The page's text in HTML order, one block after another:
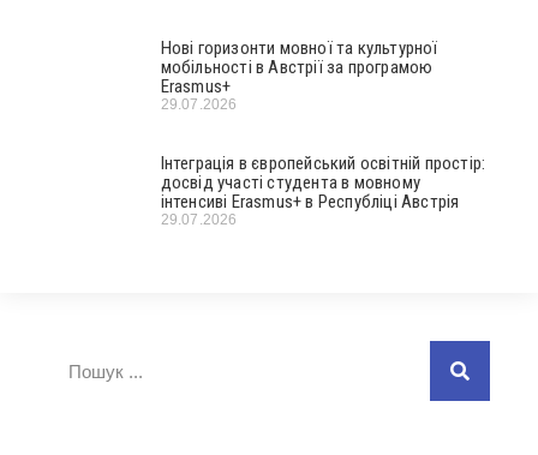
Нові горизонти мовної та культурної
мобільності в Австрії за програмою
Erasmus+
29.07.2026
Інтеграція в європейський освітній простір:
досвід участі студента в мовному
інтенсиві Erasmus+ в Республіці Австрія
29.07.2026